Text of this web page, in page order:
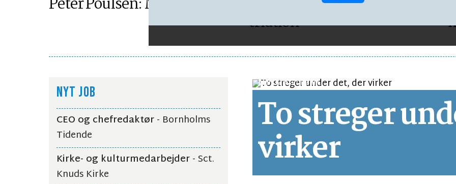
triatlon
NYT JOB
CEO og chefredaktør- Bornholms
Tidende
Kirke- og kulturmedarbejder- Sct.
Knuds Kirke
LEDERLÆSETID 2 MIN.
To streger
virker